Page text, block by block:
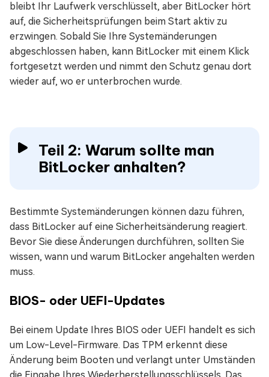
bleibt Ihr Laufwerk verschlüsselt, aber BitLocker hört
auf, die Sicherheitsprüfungen beim Start aktiv zu
erzwingen. Sobald Sie Ihre Systemänderungen
abgeschlossen haben, kann BitLocker mit einem Klick
fortgesetzt werden und nimmt den Schutz genau dort
wieder auf, wo er unterbrochen wurde.
Teil 2: Warum sollte man
BitLocker anhalten?
Bestimmte Systemänderungen können dazu führen,
dass BitLocker auf eine Sicherheitsänderung reagiert.
Bevor Sie diese Änderungen durchführen, sollten Sie
wissen, wann und warum BitLocker angehalten werden
muss.
BIOS- oder UEFI-Updates
Bei einem Update Ihres BIOS oder UEFI handelt es sich
um Low-Level-Firmware. Das TPM erkennt diese
Änderung beim Booten und verlangt unter Umständen